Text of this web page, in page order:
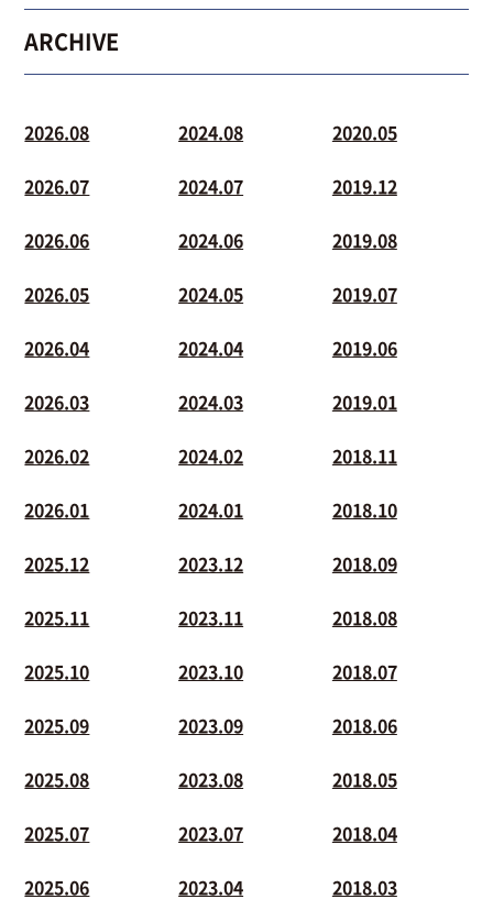
ARCHIVE
2026.08
2026.07
2026.06
2026.05
2026.04
2026.03
2026.02
2026.01
2025.12
2025.11
2025.10
2025.09
2025.08
2025.07
2025.06
2024.08
2024.07
2024.06
2024.05
2024.04
2024.03
2024.02
2024.01
2023.12
2023.11
2023.10
2023.09
2023.08
2023.07
2023.04
2020.05
2019.12
2019.08
2019.07
2019.06
2019.01
2018.11
2018.10
2018.09
2018.08
2018.07
2018.06
2018.05
2018.04
2018.03